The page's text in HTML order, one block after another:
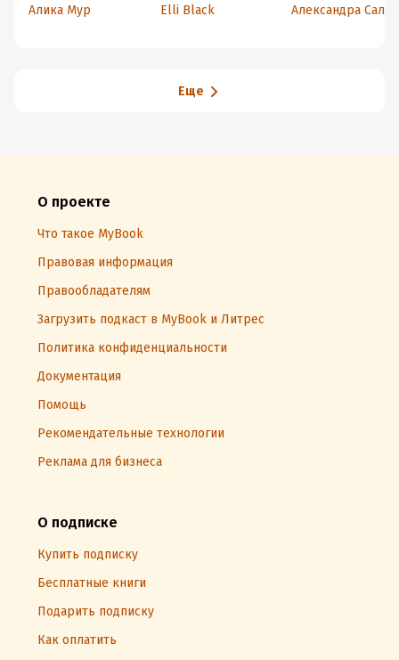
Алика Мур
Elli Black
Еще
О проекте
Что такое MyBook
Правовая информация
Правообладателям
Загрузить подкаст в MyBook и Литрес
Политика конфиденциальности
Документация
Помощь
Рекомендательные технологии
Реклама для бизнеса
О подписке
Купить подписку
Бесплатные книги
Подарить подписку
Как оплатить